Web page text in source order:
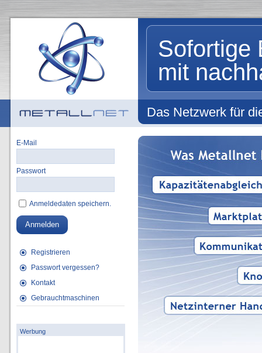
Sofortige
mit
Das Netzwerk für
E-Mail
Passwort
Anmeldedaten speichern.
Anmelden
Registrieren
Passwort vergessen?
Kontakt
Gebrauchtmaschinen
Werbung